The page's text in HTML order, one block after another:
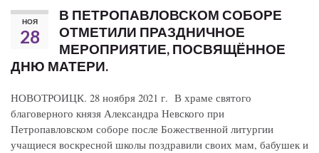
НОЯ
28
В ПЕТРОПАВЛОВСКОМ СОБОРЕ
ОТМЕТИЛИ ПРАЗДНИЧНОЕ
МЕРОПРИЯТИЕ, ПОСВЯЩЁННОЕ
ДНЮ МАТЕРИ.
НОВОТРОИЦК. 28 ноября 2021 г. В храме святого
благоверного князя Александра Невского при
Петропавловском соборе после Божественной литургии
учащиеся воскресной школы поздравили своих мам, бабушек и